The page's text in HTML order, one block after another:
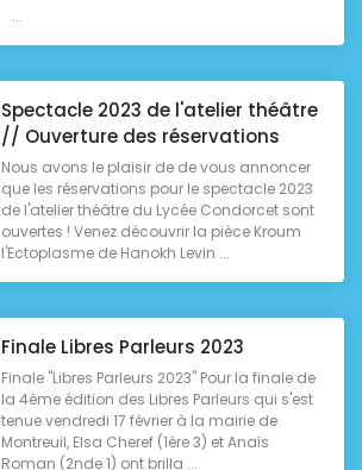
...
Spectacle 2023 de l'atelier théâtre
// Ouverture des réservations
Nous avons le plaisir de de vous annoncer
que les réservations pour le spectacle 2023
de l'atelier théâtre du Lycée Condorcet sont
ouvertes ! Venez découvrir la pièce Kroum
l'Ectoplasme de Hanokh Levin ...
Finale Libres Parleurs 2023
Finale "Libres Parleurs 2023" Pour la finale de
la 4ème édition des Libres Parleurs qui s'est
tenue vendredi 17 février à la mairie de
Montreuil, Elsa Cheref (1ère 3) et Anaïs
Roman (2nde 1) ont brilla ...